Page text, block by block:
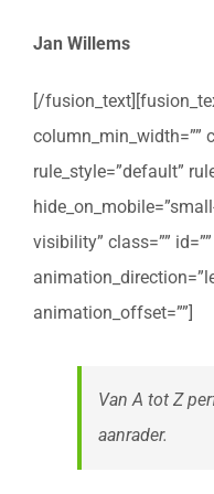
Jan Willems
[/
column_min_width=””
rule_style=”default”
visibility” class=””
animation_offset=””]
Van A tot Z
aanrader.